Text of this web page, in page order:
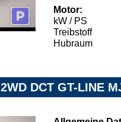
Motor:
kW / PS
Treibstoff
Hubraum
DCT GT-LINE